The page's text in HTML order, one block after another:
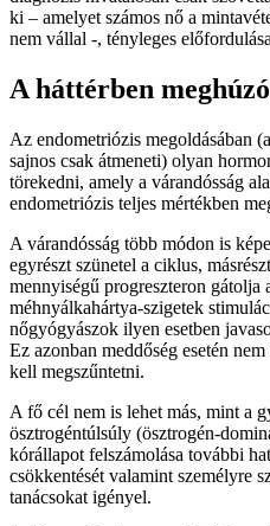
ki – amelyet számos nő a
nem vállal -, tényleges
A háttérben
Az endometriózis megoldásában
sajnos csak átmeneti) olyan
törekedni, amely a várandósság
endometriózis teljes mértékben
A várandósság több módon is
egyrészt szünetel a ciklus,
mennyiségű progreszteron gátolja
méhnyálkahártya-szigetek
nőgyógyászok ilyen esetben
Ez azonban meddőség esetén
kell megszűntetni.
A fő cél nem is lehet más, mint a
ösztrogéntúlsúly (ösztrogén-
kórállapot felszámolása további
csökkentését valamint személyre
tanácsokat igényel.